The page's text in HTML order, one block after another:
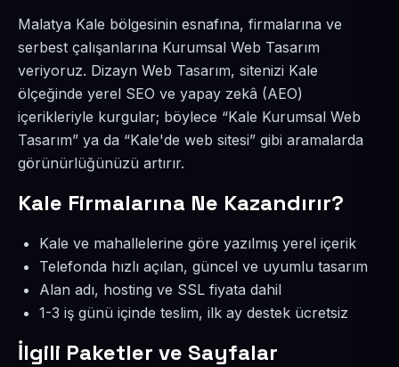
Malatya Kale bölgesinin esnafına, firmalarına ve
serbest çalışanlarına Kurumsal Web Tasarım
veriyoruz. Dizayn Web Tasarım, sitenizi Kale
ölçeğinde yerel SEO ve yapay zekâ (AEO)
içerikleriyle kurgular; böylece “Kale Kurumsal Web
Tasarım” ya da “Kale'de web sitesi” gibi aramalarda
görünürlüğünüzü artırır.
Kale Firmalarına Ne Kazandırır?
Kale ve mahallelerine göre yazılmış yerel içerik
Telefonda hızlı açılan, güncel ve uyumlu tasarım
Alan adı, hosting ve SSL fiyata dahil
1-3 iş günü içinde teslim, ilk ay destek ücretsiz
İlgili Paketler ve Sayfalar